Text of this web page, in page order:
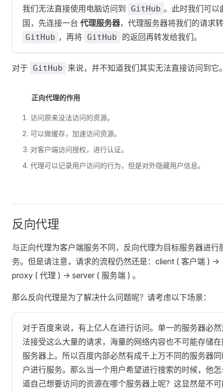
我们无法直接使用电脑访问到
GitHub 。此时我们可以
国，先连接一台 代理服务器，代理服务器将我们的请求
GitHub ，再将 GitHub 的返回再转发给我们。
对于 GitHub 来说，并不知道我们其实无法直接访问到它
正向代理的作用
访问原来没法访问的资源。
可以做缓存，加速访问资源。
对客户端访问授权，进行认证。
代理可以记录用户访问的行为，但是对外隐藏用户信息。
反向代理
与正向代理为客户端服务不同，反向代理为目标服务器进行
务。但是请注意，请求的流程仍然还是：client ( 客户端 ) ->
proxy ( 代理 ) -> server ( 服务端 ) 。
那么反向代理是为了解决什么问题呢？请考虑以下场景：
对于百度来说，有上亿人在进行访问。单一的服务器必
法接受这么大量的请求，海量的网络内容也不可能存储
服务器上。所以百度内部必然有成千上万不同的服务器
户进行服务。那么当一个用户希望进行搜索的时候，他
道自己想要访问的资源在哪个服务器上呢？这显然是不